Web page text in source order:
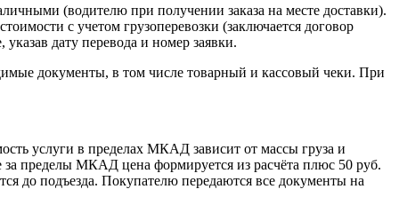
(водителю при получении заказа на месте доставки).
с учетом грузоперевозки (заключается договор
дату перевода и номер заявки.
документы, в том числе товарный и кассовый чеки. При
услуги в пределах МКАД зависит от массы груза и
за пределы МКАД цена формируется из расчёта плюс 50 руб.
до подъезда. Покупателю передаются все документы на